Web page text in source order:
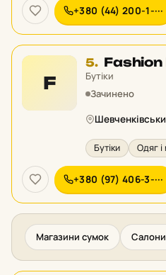
+380 (44) 200-1-···
F
5. Місце
5
у
Fashion
Бутіки
Зачинено
Бутіки Одяг
+380 (97) 406-3-···
Магазини сумок Салони